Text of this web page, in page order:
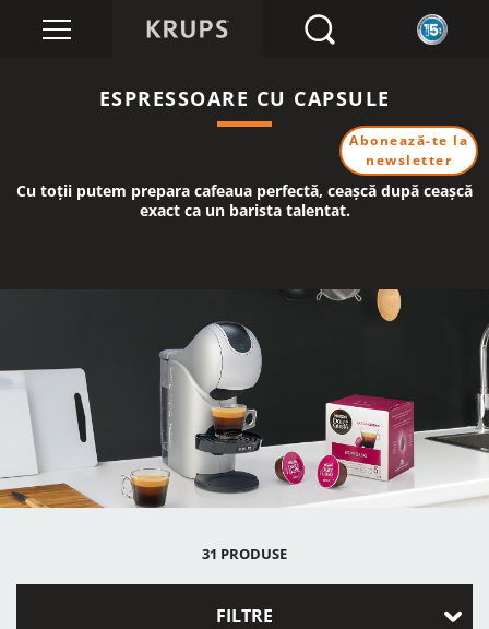
ESPRESSOARE CU CAPSULE
Cu toții putem prepara cafeaua perfectă, ceașcă după ceașcă
exact ca un barista talentat.
31 PRODUSE
FILTRE
Abonează-te la
newsletter